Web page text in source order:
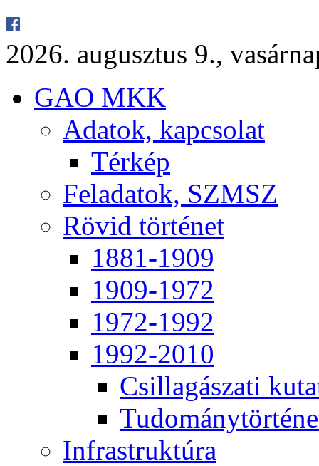
2026. au­gusz­tus 9.,
GAO MKK
Ada­tok, kap­cso­lat
Tér­kép
Fel­ada­tok, SZMSZ
Rö­vid tör­té­net
1881-1909
1909-1972
1972-1992
1992-2010
Csil­la­gá­sza­ti
Inf­ra­struk­tú­ra